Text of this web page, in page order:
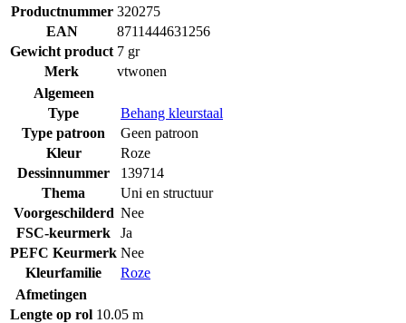
Productnummer 320275
EAN
8711444631256
Gewicht product 7 gr
Merk
vtwonen
Algemeen
Type
Behang kleurstaal
Type patroon
Geen patroon
Kleur
Roze
Dessinnummer
139714
Thema
Uni en structuur
Voorgeschilderd Nee
FSC-keurmerk
Ja
PEFC Keurmerk Nee
Kleurfamilie
Roze
Afmetingen
Lengte op rol 10.05 m